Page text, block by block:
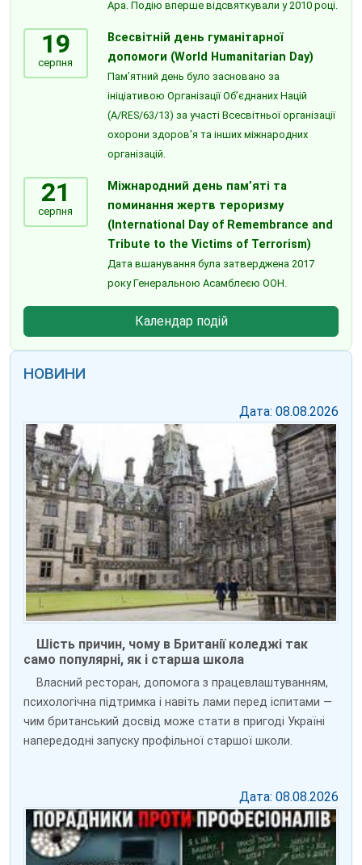
Ара. Подію вперше відсвяткували у 2010 році.
19
серпня
Всесвітній день гуманітарної
допомоги (World Humanitarian Day)
Пам’ятний день було засновано за
ініціативою Організації Об’єднаних Націй
(A/RES/63/13) за участі Всесвітньої організації
охорони здоров’я та інших міжнародних
організацій.
21
серпня
Міжнародний день пам’яті та
поминання жертв тероризму
(International Day of Remembrance and
Tribute to the Victims of Terrorism)
Дата вшанування була затверджена 2017
року Генеральною Асамблеєю ООН.
Календар подій
НОВИНИ
Дата: 08.08.2026
Шість причин, чому в Британії коледжі так
само популярні, як і старша школа
Власний ресторан, допомога з працевлаштуванням,
психологічна підтримка і навіть лами перед іспитами —
чим британський досвід може стати в пригоді Україні
напередодні запуску профільної старшої школи.
Дата: 08.08.2026